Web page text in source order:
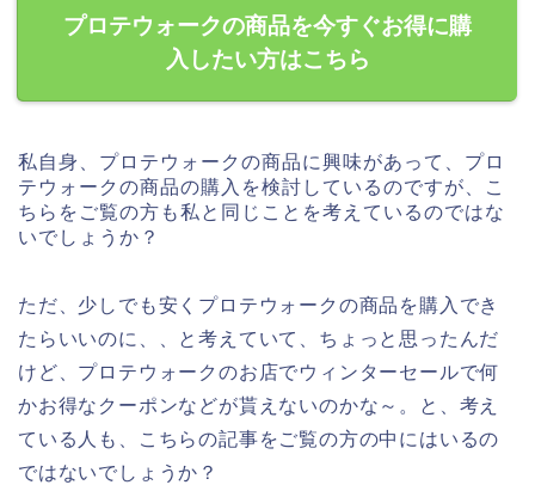
プロテウォークの商品を今すぐお得に購
入したい方はこちら
私自身、プロテウォークの商品に興味があって、プロ
テウォークの商品の購入を検討しているのですが、こ
ちらをご覧の方も私と同じことを考えているのではな
いでしょうか？
ただ、少しでも安くプロテウォークの商品を購入でき
たらいいのに、、と考えていて、ちょっと思ったんだ
けど、プロテウォークのお店でウィンターセールで何
かお得なクーポンなどが貰えないのかな～。と、考え
ている人も、こちらの記事をご覧の方の中にはいるの
ではないでしょうか？